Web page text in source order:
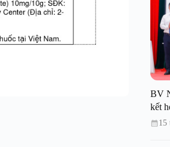
BV
kết
15